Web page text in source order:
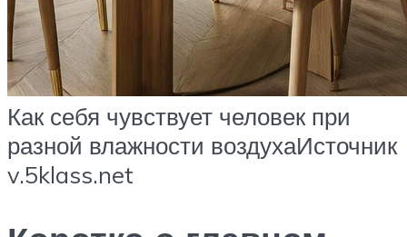
Как себя чувствует человек при
разной влажности воздухаИсточник
v.5klass.net